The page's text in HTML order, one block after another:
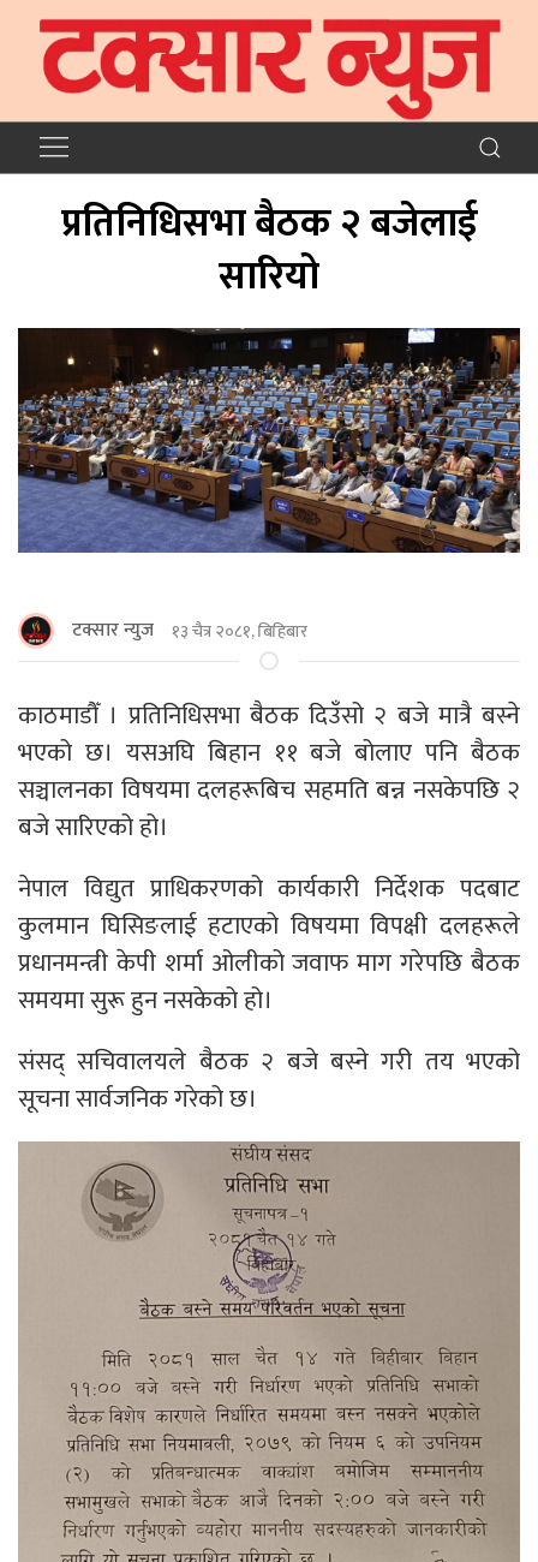
प्रतिनिधिसभा बैठक २ बजेलाई
सारियो
टक्सार न्युज १३ चैत्र २०८१, बिहिबार
काठमाडौँ । प्रतिनिधिसभा बैठक दिउँसो २ बजे मात्रै बस्ने
भएको छ। यसअघि बिहान ११ बजे बोलाए पनि बैठक
सञ्चालनका विषयमा दलहरूबिच सहमति बन्न नसकेपछि २
बजे सारिएको हो।
नेपाल विद्युत प्राधिकरणको कार्यकारी निर्देशक पदबाट
कुलमान घिसिङलाई हटाएको विषयमा विपक्षी दलहरूले
प्रधानमन्त्री केपी शर्मा ओलीको जवाफ माग गरेपछि बैठक
समयमा सुरू हुन नसकेको हो।
संसद् सचिवालयले बैठक २ बजे बस्ने गरी तय भएको
सूचना सार्वजनिक गरेको छ।